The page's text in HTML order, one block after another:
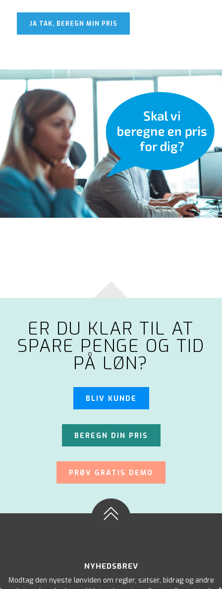
JA TAK, BEREGN MIN PRIS
ER DU KLAR TIL AT
SPARE PENGE OG TID
PÅ LØN?
BLIV KUNDE
BEREGN DIN PRIS
PRØV GRATIS DEMO
NYHEDSBREV
Modtag den nyeste lønviden om regler, satser, bidrag og andre